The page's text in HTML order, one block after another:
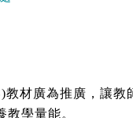
教材廣為推廣，讓
學量能。